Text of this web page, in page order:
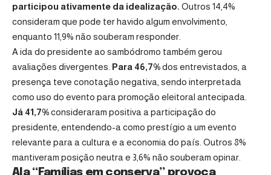
participou ativamente da idealização. Outros 14,4%
consideram que pode ter havido algum envolvimento,
enquanto 11,9% não souberam responder.
A ida do presidente ao sambódromo também gerou
avaliações divergentes. Para 46,7%dos entrevistados, a
presença teve conotação negativa, sendo interpretada
como uso do evento para promoção eleitoral antecipada.
Já 41,7%consideraram positiva a participação do
presidente, entendendo-a como prestígio a um evento
relevante para a cultura e a economia do país. Outros 8%
mantiveram posição neutra e 3,6% não souberam opinar.
Ala “Famílias em conserva” provoca